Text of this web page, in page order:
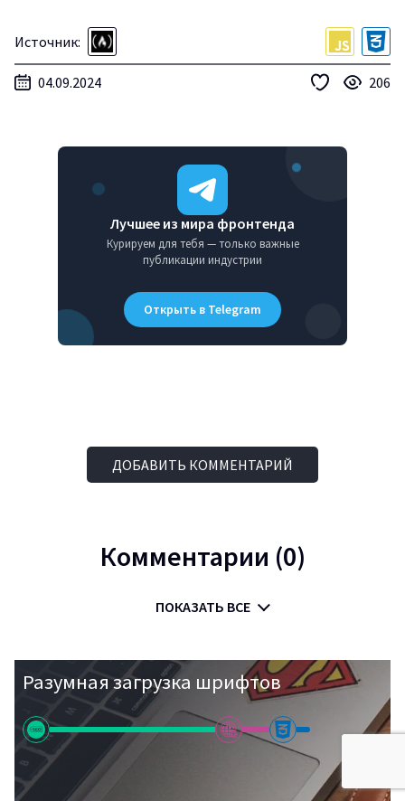
Источник:
04.09.2024 206
Лучшее из мира фронтенда
Курируем для тебя — только важные
публикации индустрии
Открыть в Telegram
ДОБАВИТЬ КОММЕНТАРИЙ
Комментарии (0)
ПОКАЗАТЬ ВСЕ
Разумная загрузка шрифтов